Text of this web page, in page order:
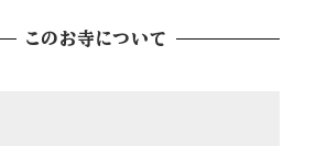
このお寺について